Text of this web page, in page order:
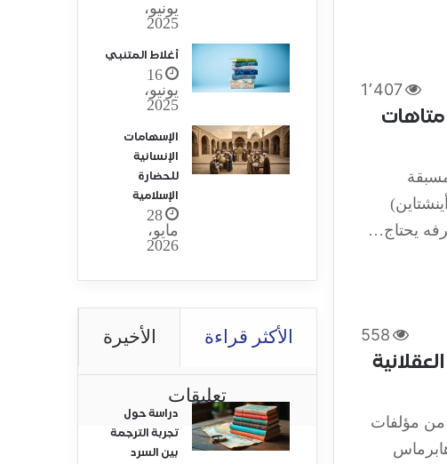
1٬407
متاهات
يحتاج…
558
من مؤلفات
يونيو،
2025
أغلاط المتنبي
16
يونيو،
2025
الإسهامات
الإنسانية
للحضارة
الإسلامية
28
مايو،
2026
الأكثر قراءة الأخيرة
تعليقات
دراسة حول
تجربة الترجمة
بين السرد